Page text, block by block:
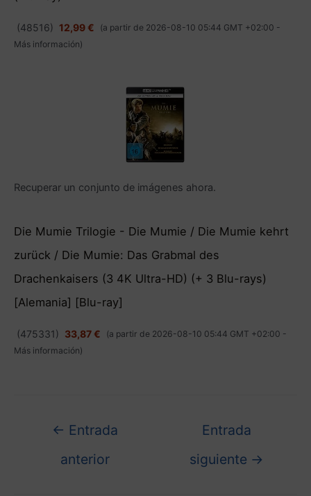
(48516) 12,99 €
(a partir de 2026-08-10 05:44 GMT +02:00 -
Más información)
Recuperar un conjunto de imágenes ahora.
Die Mumie Trilogie - Die Mumie / Die Mumie kehrt
zurück / Die Mumie: Das Grabmal des
Drachenkaisers (3 4K Ultra-HD) (+ 3 Blu-rays)
[Alemania] [Blu-ray]
(475331) 33,87 €
(a partir de 2026-08-10 05:44 GMT +02:00 -
Más información)
← Entrada
anterior
Entrada
siguiente →